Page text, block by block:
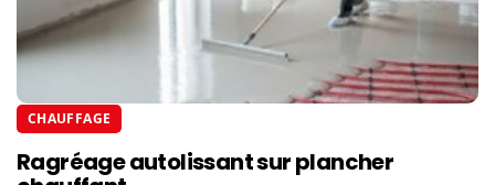
CHAUFFAGE
Ragréage autolissant sur plancher